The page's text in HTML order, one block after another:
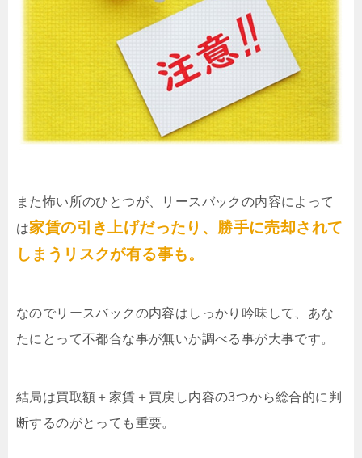
また怖い所のひとつが、リースバックの内容によって
は家賃の引き上げだったり、勝手に売却されて
しまうリスクが有る事も。
なのでリースバックの内容はしっかり吟味して、あな
たにとって不都合な事が無いか調べる事が大事です。
結局は買取額＋家賃＋買戻し内容の3つから総合的に判
断するのがとっても重要。